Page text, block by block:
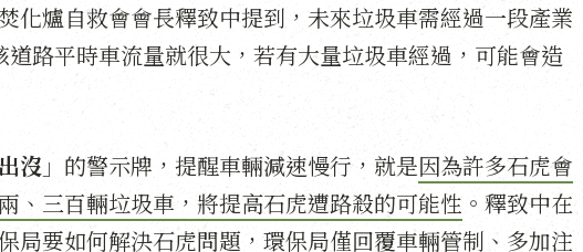
化爐自救會會長釋致中提到，未來垃圾車需經過一段產業
路平時車流量就很大，若有大量垃圾車經過，可能會造
沒 」的警示牌，提醒車輛減速慢行，就是因為許多石虎會
、三百輛垃圾車，將提高石虎遭路殺的可能性 。釋致中在
局要如何解決石虎問題，環保局僅回覆車輛管制、多加注